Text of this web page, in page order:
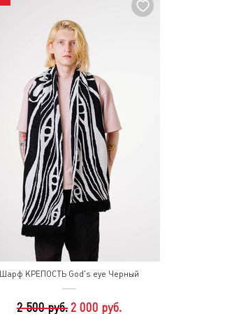
Шарф КРЕПОСТЬ God's eye Черный
2 500 руб. 2 000 руб.